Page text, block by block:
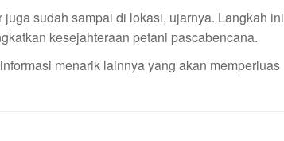
sudah sampai di lokasi, ujarnya. Langkah ini
kesejahteraan petani pascabencana.
menarik lainnya yang akan memperluas